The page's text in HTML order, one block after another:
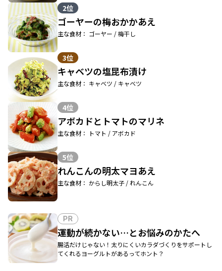
2位
ゴーヤーの梅おかかあえ
主な食材： ゴーヤー / 梅干し
3位
キャベツの塩昆布漬け
主な食材： キャベツ / キャベツ
4位
アボカドとトマトのマリネ
主な食材： トマト / アボカド
5位
れんこんの明太マヨあえ
主な食材： からし明太子 / れんこん
PR
運動が続かない…とお悩みのかたへ
腸活だけじゃない！太りにくいカラダづくりをサポートし
てくれるヨーグルトがあるってホント？